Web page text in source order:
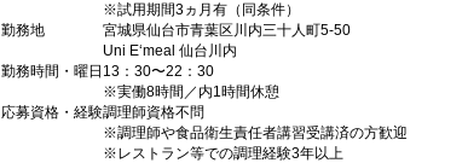
※試用期間3ヵ月有（同条件）
勤務地
宮城県仙台市青葉区川内三十人町5‐50
Uni E‘meal 仙台川内
勤務時間・曜日 13：30〜22：30
※実働8時間／内1時間休憩
応募資格・経験調理師資格不問
※調理師や食品衛生責任者講習受講済の方歓迎
※レストラン等での調理経験3年以上